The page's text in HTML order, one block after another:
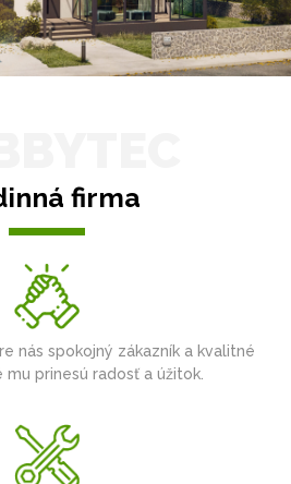
firma
nás spokojný zákazník a kvalitné
prinesú radosť a úžitok.